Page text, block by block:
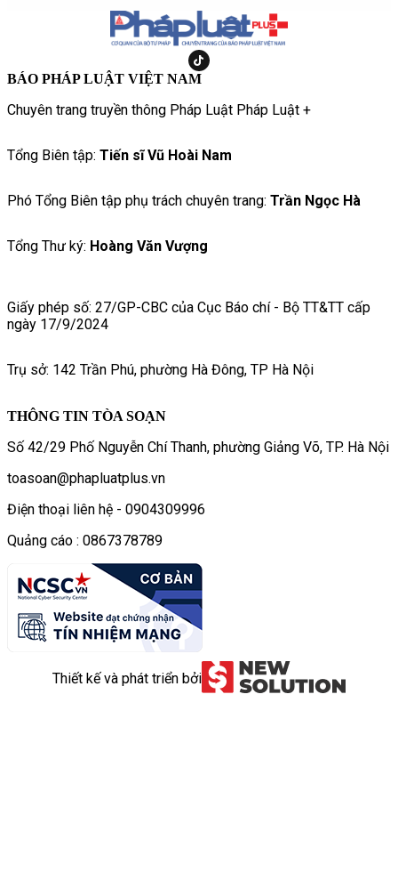
BÁO PHÁP LUẬT VIỆT NAM
Chuyên trang truyền thông Pháp Luật Pháp Luật +
Tổng Biên tập: Tiến sĩ Vũ Hoài Nam
Phó Tổng Biên tập phụ trách chuyên trang: Trần Ngọc Hà
Tổng Thư ký: Hoàng Văn Vượng
Giấy phép số: 27/GP-CBC của Cục Báo chí - Bộ TT&TT cấp
ngày 17/9/2024
Trụ sở: 142 Trần Phú, phường Hà Đông, TP Hà Nội
THÔNG TIN TÒA SOẠN
Số 42/29 Phố Nguyễn Chí Thanh, phường Giảng Võ, TP. Hà Nội
toasoan@phapluatplus.vn
Điện thoại liên hệ - 0904309996
Quảng cáo : 0867378789
Thiết kế và phát triển bởi